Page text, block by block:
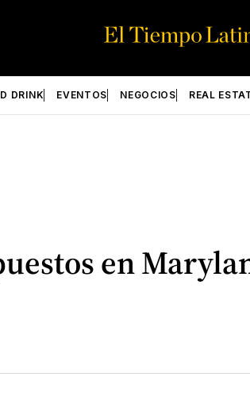
DRINK EVENTOS NEGOCIOS REAL
en